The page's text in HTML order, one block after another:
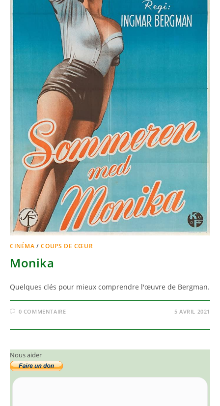
CINÉMA /COUPS DE CŒUR
Monika
Quelques clés pour mieux comprendre l'œuvre de Bergman.
0 COMMENTAIRE 5 AVRIL 2021
Nous aider